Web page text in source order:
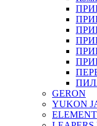
GERON
YUKON
ELEMENT